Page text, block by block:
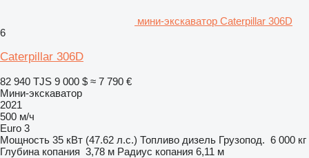
мини-экскаватор Caterpillar 306D
6
Caterpillar 306D
82 940 TJS 9 000 $ ≈ 7 790 €
Мини-экскаватор
2021
500 м/ч
Euro 3
Мощность 35 кВт (47.62 л.с.) Топливо дизель Грузопод. 6 000 кг
Глубина копания 3,78 м Радиус копания 6,11 м